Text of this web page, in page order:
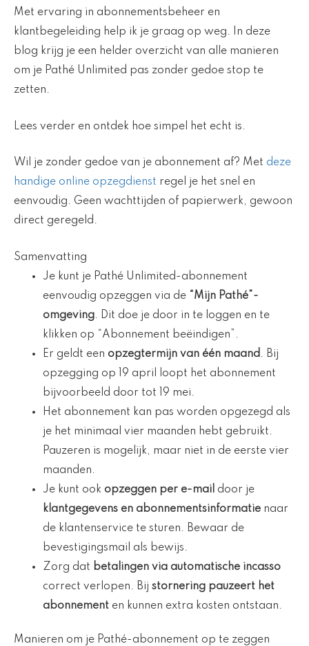
Met ervaring in abonnementsbeheer en
klantbegeleiding help ik je graag op weg. In deze
blog krijg je een helder overzicht van alle manieren
om je Pathé Unlimited pas zonder gedoe stop te
zetten.
Lees verder en ontdek hoe simpel het echt is.
Wil je zonder gedoe van je abonnement af? Met deze
handige online opzegdienst regel je het snel en
eenvoudig. Geen wachttijden of papierwerk, gewoon
direct geregeld.
Samenvatting
Je kunt je Pathé Unlimited-abonnement
eenvoudig opzeggen via de
“Mijn Pathé”-
omgeving. Dit doe je door in te loggen en te
klikken op “Abonnement beëindigen”.
Er geldt een opzegtermijn van één maand . Bij
opzegging op 19 april loopt het abonnement
bijvoorbeeld door tot 19 mei.
Het abonnement kan pas worden opgezegd als
je het minimaal vier maanden hebt gebruikt.
Pauzeren is mogelijk, maar niet in de eerste vier
maanden.
Je kunt ook opzeggen per e-mail door je
klantgegevens en abonnementsinformatie naar
de klantenservice te sturen. Bewaar de
bevestigingsmail als bewijs.
Zorg dat betalingen via automatische incasso
correct verlopen. Bij stornering pauzeert het
abonnement en kunnen extra kosten ontstaan.
Manieren om je Pathé-abonnement op te zeggen